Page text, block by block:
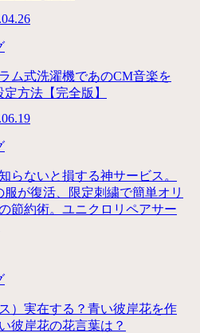
ム式洗濯機であのCM音楽を
方法【完全版】
らないと損する神サービス。
服が復活、限定刺繍で簡単オリ
節約術。ユニクロリペアサー
）実在する？青い彼岸花を作
彼岸花の花言葉は？